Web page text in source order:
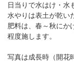
日当りで水はけ・水
水やりは表土が乾い
肥料は、春～秋にか
程度施します。
写真は成長時（開花